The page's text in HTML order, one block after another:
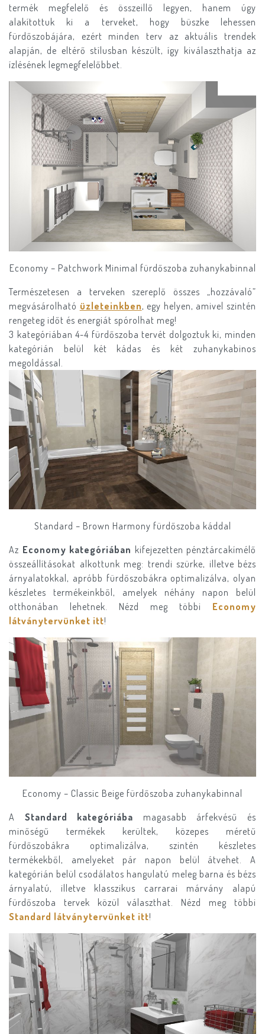
termék megfelelő és összeillő legyen, hanem úgy
alakítottuk ki a terveket, hogy büszke lehessen
fürdőszobájára, ezért minden terv az aktuális trendek
alapján, de eltérő stílusban készült, így kiválaszthatja az
ízlésének legmegfelelőbbet.
Economy – Patchwork Minimal fürdőszoba zuhanykabinnal
Természetesen a terveken szereplő összes „hozzávaló”
megvásárolható üzleteinkben, egy helyen, amivel szintén
rengeteg időt és energiát spórolhat meg!
3 kategóriában 4-4 fürdőszoba tervét dolgoztuk ki, minden
kategórián belül két kádas és két zuhanykabinos
megoldással.
Standard – Brown Harmony fürdőszoba káddal
Az Economy kategóriában kifejezetten pénztárcakímélő
összeállításokat alkottunk meg: trendi szürke, illetve bézs
árnyalatokkal, apróbb fürdőszobákra optimalizálva, olyan
készletes termékeinkből, amelyek néhány napon belül
otthonában lehetnek. Nézd meg többi Economy
látványtervünket itt!
Economy – Classic Beige fürdőszoba zuhanykabinnal
A
Standard kategóriába
magasabb árfekvésű és
minőségű termékek kerültek, közepes méretű
fürdőszobákra optimalizálva, szintén készletes
termékekből, amelyeket pár napon belül átvehet. A
kategórián belül csodálatos hangulatú meleg barna és bézs
árnyalatú, illetve klasszikus carrarai márvány alapú
fürdőszoba tervek közül választhat. Nézd meg többi
Standard látványtervünket itt!